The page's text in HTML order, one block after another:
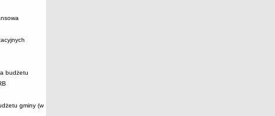
budżetu
gminy (w